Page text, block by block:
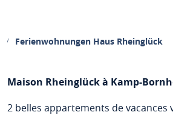
Ferienwohnungen Haus Rheinglück
Maison Rheinglück à Kamp-
2 belles appartements de vacances